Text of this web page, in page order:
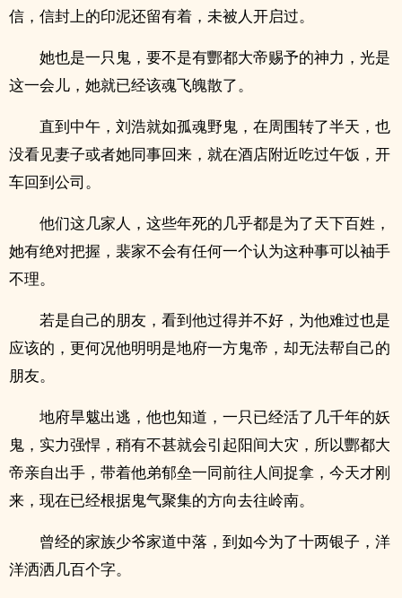
信，信封上的印泥还留有着，未被人开启过。
她也是一只鬼，要不是有酆都大帝赐予的神力，光是
这一会儿，她就已经该魂飞魄散了。
直到中午，刘浩就如孤魂野鬼，在周围转了半天，也
没看见妻子或者她同事回来，就在酒店附近吃过午饭，开
车回到公司。
他们这几家人，这些年死的几乎都是为了天下百姓，
她有绝对把握，裴家不会有任何一个认为这种事可以袖手
不理。
若是自己的朋友，看到他过得并不好，为他难过也是
应该的，更何况他明明是地府一方鬼帝，却无法帮自己的
朋友。
地府旱魃出逃，他也知道，一只已经活了几千年的妖
鬼，实力强悍，稍有不甚就会引起阳间大灾，所以酆都大
帝亲自出手，带着他弟郁垒一同前往人间捉拿，今天才刚
来，现在已经根据鬼气聚集的方向去往岭南。
曾经的家族少爷家道中落，到如今为了十两银子，洋
洋洒洒几百个字。